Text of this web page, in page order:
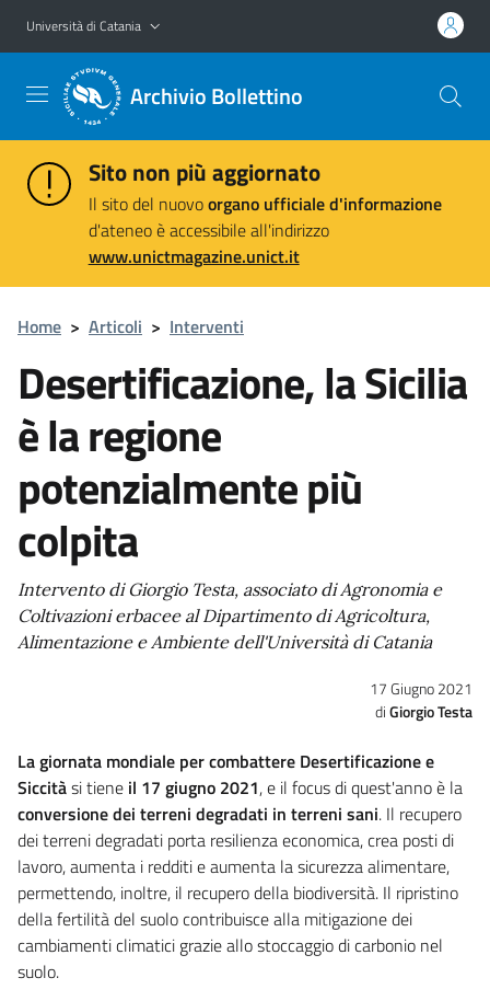
Vai al contenuto principale
Vai al menu di navigazione
Università di Catania
Archivio Bollettino
Sito non più aggiornato
Il sito del nuovoorgano ufficiale d'informazione
d'ateneo è accessibile all'indirizzo
www.unictmagazine.unict.it
Home > Articoli > Interventi
Desertificazione, la Sicilia
è la regione
potenzialmente più
colpita
Intervento di Giorgio Testa, associato di Agronomia e
Coltivazioni erbacee al Dipartimento di Agricoltura,
Alimentazione e Ambiente dell'Università di Catania
17 Giugno 2021
Giorgio Testa
La giornata mondiale per combattere Desertificazione e
Siccitàsi tiene il 17 giugno 2021, e il focus di quest'anno è la
conversione dei terreni degradati in terreni sani. Il recupero
dei terreni degradati porta resilienza economica, crea posti di
lavoro, aumenta i redditi e aumenta la sicurezza alimentare,
permettendo, inoltre, il recupero della biodiversità. Il ripristino
della fertilità del suolo contribuisce alla mitigazione dei
cambiamenti climatici grazie allo stoccaggio di carbonio nel
suolo.